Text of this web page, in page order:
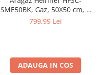
SME50BK, Gaz, 50X50 cm, 4
arzatoare, Dispozitiv
799,99 Lei
ADAUGA IN COS